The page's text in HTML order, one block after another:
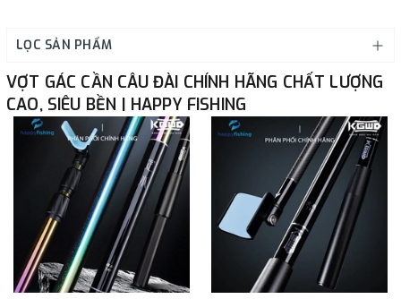
LỌC SẢN PHẨM
VỢT GÁC CẦN CÂU ĐÀI CHÍNH HÃNG CHẤT LƯỢNG
CAO, SIÊU BỀN | HAPPY FISHING